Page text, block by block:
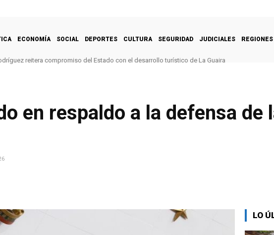
ECONOMÍA SOCIAL DEPORTES CULTURA SEGURIDAD JUDICIALES REGIONES
reitera compromiso del Estado con el desarrollo turístico de La Guaira
en respaldo a la defensa de
LO